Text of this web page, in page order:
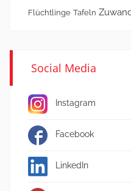
Flüchtlinge Tafeln
Social Media
Instagram
Facebook
LinkedIn